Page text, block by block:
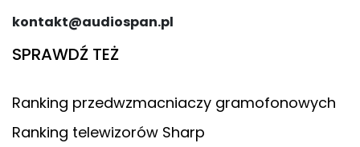
kontakt@audiospan.pl
SPRAWDŹ TEŻ
Ranking przedwzmacniaczy gramofonowych
Ranking telewizorów Sharp